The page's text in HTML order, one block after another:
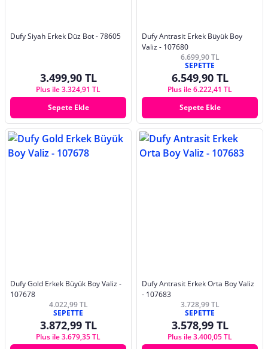
Dufy Siyah Erkek Düz Bot - 78605
3.499,90 TL
Plus ile 3.324,91 TL
Sepete Ekle
Dufy Antrasit Erkek Büyük Boy
Valiz - 107680
6.699,90 TL
SEPETTE
6.549,90 TL
Plus ile 6.222,41 TL
Sepete Ekle
Dufy Gold Erkek Büyük Boy Valiz -
107678
4.022,99 TL
SEPETTE
3.872,99 TL
Plus ile 3.679,35 TL
Dufy Antrasit Erkek Orta Boy Valiz
- 107683
3.728,99 TL
SEPETTE
3.578,99 TL
Plus ile 3.400,05 TL